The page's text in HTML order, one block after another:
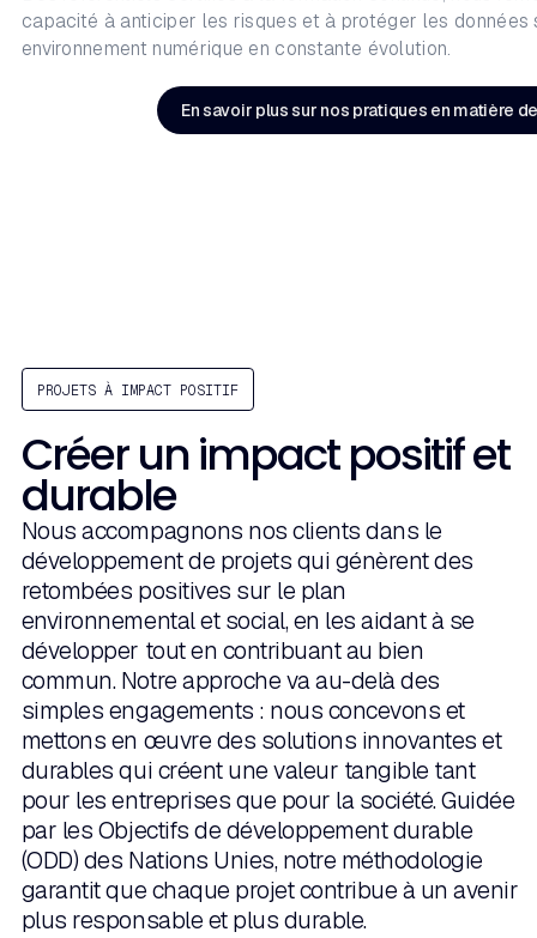
capacité à anticiper les risques et à protéger les données
environnement numérique en constante évolution.
En savoir plus sur nos pratiques en matière
PROJETS À IMPACT POSITIF
Créer un impact positif et
durable
Nous accompagnons nos clients dans le
développement de projets qui génèrent des
retombées positives sur le plan
environnemental et social, en les aidant à se
développer tout en contribuant au bien
commun. Notre approche va au-delà des
simples engagements : nous concevons et
mettons en œuvre des solutions innovantes et
durables qui créent une valeur tangible tant
pour les entreprises que pour la société. Guidée
par les Objectifs de développement durable
(ODD) des Nations Unies, notre méthodologie
garantit que chaque projet contribue à un avenir
plus responsable et plus durable.